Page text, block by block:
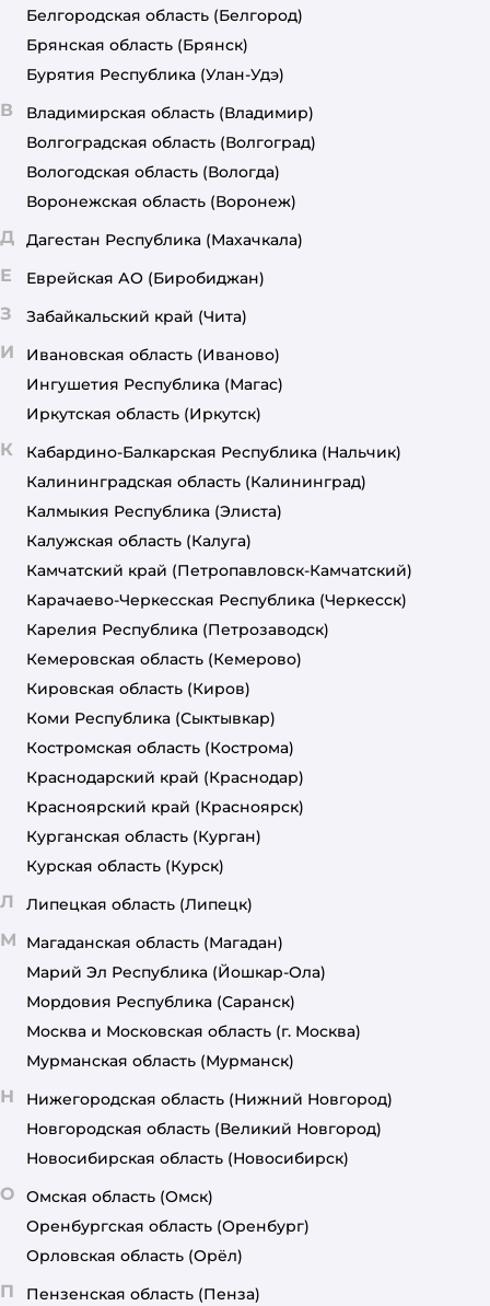
Белгородская область (Белгород)
Брянская область (Брянск)
Бурятия Республика (Улан-Удэ)
В Владимирская область (Владимир)
Волгоградская область (Волгоград)
Вологодская область (Вологда)
Воронежская область (Воронеж)
Д Дагестан Республика (Махачкала)
Е Еврейская АО (Биробиджан)
З Забайкальский край (Чита)
И Ивановская область (Иваново)
Ингушетия Республика (Магас)
Иркутская область (Иркутск)
К Кабардино-Балкарская Республика (Нальчик)
Калининградская область (Калининград)
Калмыкия Республика (Элиста)
Калужская область (Калуга)
Камчатский край (Петропавловск-Камчатский)
Карачаево-Черкесская Республика (Черкесск)
Карелия Республика (Петрозаводск)
Кемеровская область (Кемерово)
Кировская область (Киров)
Коми Республика (Сыктывкар)
Костромская область (Кострома)
Краснодарский край (Краснодар)
Красноярский край (Красноярск)
Курганская область (Курган)
Курская область (Курск)
Л Липецкая область (Липецк)
М Магаданская область (Магадан)
Марий Эл Республика (Йошкар-Ола)
Мордовия Республика (Саранск)
Москва и Московская область (г. Москва)
Мурманская область (Мурманск)
Н Нижегородская область (Нижний Новгород)
Новгородская область (Великий Новгород)
Новосибирская область (Новосибирск)
О Омская область (Омск)
Оренбургская область (Оренбург)
Орловская область (Орёл)
П Пензенская область (Пенза)